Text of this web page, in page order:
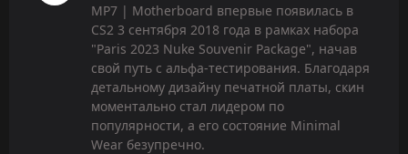
MP7 | Motherboard впервые появилась в
CS2 3 сентября 2018 года в рамках набора
"Paris 2023 Nuke Souvenir Package", начав
свой путь с альфа-тестирования. Благодаря
детальному дизайну печатной платы, скин
моментально стал лидером по
популярности, а его состояние Minimal
Wear безупречно.